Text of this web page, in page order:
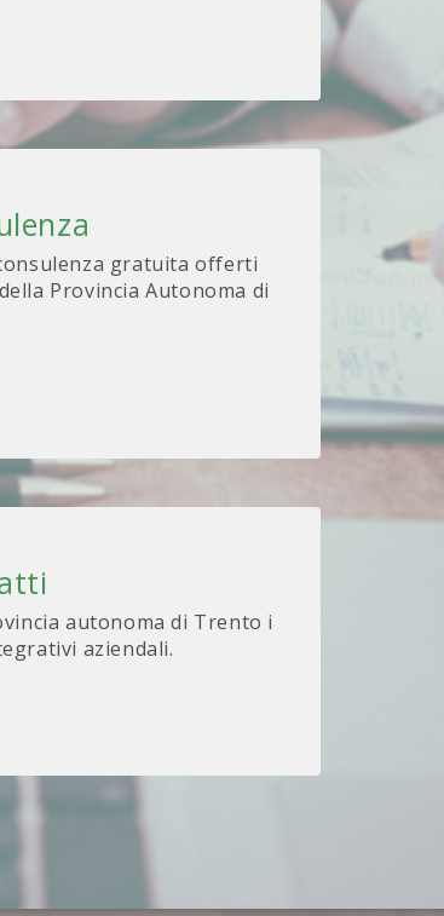
gratuita offerti
Provincia Autonoma di
autonoma di Trento i
aziendali.